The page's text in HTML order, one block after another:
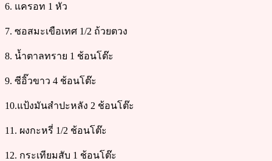
6. แครอท 1 หัว
7. ซอสมะเขือเทศ 1/2 ถ้วยตวง
8. น้ำตาลทราย 1 ช้อนโต๊ะ
9. ซีอิ๊วขาว 4 ช้อนโต๊ะ
10.แป้งมันสำปะหลัง 2 ช้อนโต๊ะ
11. ผงกะหรี่ 1/2 ช้อนโต๊ะ
12. กระเทียมสับ 1 ช้อนโต๊ะ